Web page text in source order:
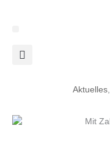
Aktuelles,